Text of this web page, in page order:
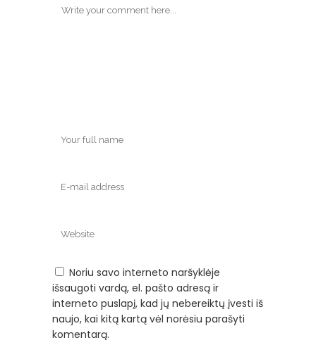
Noriu savo interneto naršyklėje
išsaugoti vardą, el. pašto adresą ir
interneto puslapį, kad jų nebereiktų įvesti iš
naujo, kai kitą kartą vėl norėsiu parašyti
komentarą.